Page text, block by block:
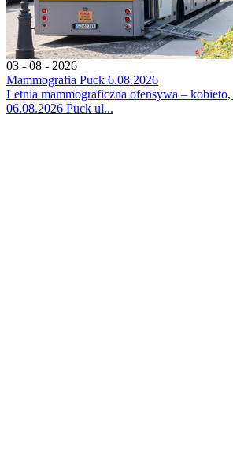
03 - 08 - 2026
Mammografia Puck 6.08.2026
Letnia mammograficzna ofensywa – kobieto,
06.08.2026 Puck ul...